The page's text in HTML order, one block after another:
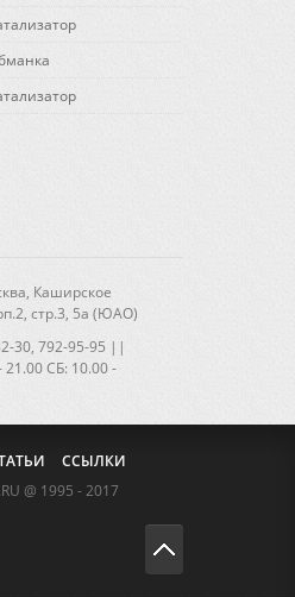
Каширское
стр.3, 5а (ЮАО)
30, 792-95-95 ||
CБ: 10.00 -
ССЫЛКИ
@ 1995 - 2017